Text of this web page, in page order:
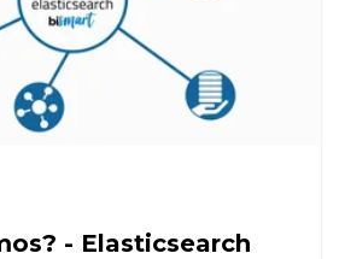
- Elasticsearch